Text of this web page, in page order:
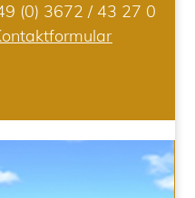
(0) 3672 / 43 27 0